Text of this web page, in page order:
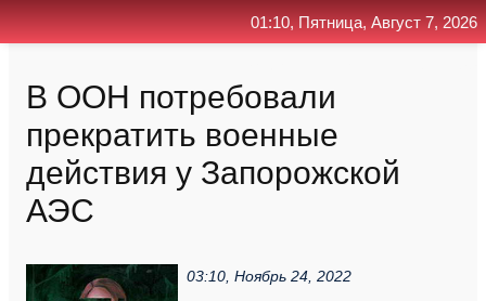
В ООН потребовали
прекратить военные
действия у Запорожской
АЭС
03:10, Ноябрь 24, 2022
01:10, Пятница, Август 7, 2026